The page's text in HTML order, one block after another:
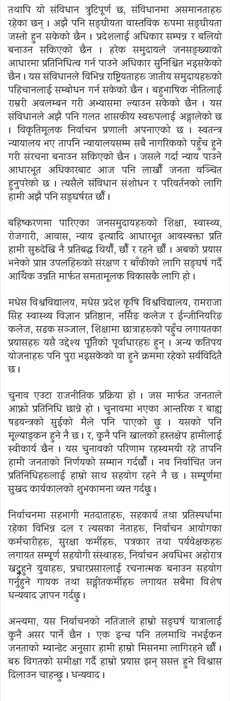
तथापि यो संविधान त्रुटिपूर्ण छ, संविधानमा असमानताहरू
रहेका छन् । अझै पनि सङ्घीयता वास्तविक रूपमा सङ्घीयता
जस्तो हुन सकेको छैन । प्रदेशलाई अधिकार सम्पन्न र बलियो
बनाउन सकिएको छैन । हरेक समुदायले जनसङ्ख्याको
आधारमा प्रतिनिधित्व गर्न पाउने अधिकार सुनिश्चित भइसकेको
छैन । यस संविधानले विभिन्न राष्ट्रियताहरू जातीय समुदायहरूको
पहिचानलाई सम्बोधन गर्न सकेको छैन । बहुभाषिक नीतिलाई
राम्ररी अवलम्बन गरी अभ्यासमा ल्याउन सकेको छैन । यस
संविधानले अझै पनि गलत शासकीय स्वरूपलाई अङ्गालेको छ
। विकृतिमूलक निर्वाचन प्रणाली अपनाएको छ । स्वतन्त्र
न्यायालय भए तापनि न्यायालयसम्म सबै नागरिकको पहुँच हुने
गरी संरचना बनाउन सकिएको छैन । जसले गर्दा न्याय पाउने
आधारभूत अधिकारबाट आज पनि लाखौँ जनता वञ्चित
हुनुपरेको छ । त्यसैले संविधान संशोधन र परिवर्तनको लागि
हामी अझै पनि सङ्घर्षरत छौँ ।
बहिष्करणमा पारिएका जनसमुदायहरूको शिक्षा, स्वास्थ्य,
रोजगारी, आवास, न्याय इत्यादि आधारभूत आवस्यक्ता प्रति
हामी सुरुदेखि नै प्रतिबद्ध थियौँ, छौँ र रहने छौँ । अबको प्रयास
भनेको प्राप्त उपलब्धिहरूको संरक्षण र बाँकीको लागि सङ्घर्ष गर्दै
आर्थिक उन्नति मार्फत समतामूलक विकासकै लागि हो ।
मधेस विश्वविद्यालय, मधेस प्रदेश कृषि विश्वविद्यालय, रामराजा
सिंह स्वास्थ्य विज्ञान प्रतिष्ठान, नर्सिङ कलेज र ईन्जीनियरिङ
कलेज, सडक सञ्जाल, शिक्षामा छात्राहरूको पहुँच लगायतका
प्रयासहरू यसै उद्देश्य पूर्तिको पूर्वाधारहरू हुन् । अन्य कतिपय
योजनाहरू पनि पुरा भइसकेको वा हुने क्रममा रहेको सर्वविदितै
छ ।
चुनाव एउटा राजनीतिक प्रक्रिया हो । जस मार्फत जनताले
आफ्नो प्रतिनिधि छान्ने हो । चुनावमा भएका आन्तरिक र बाह्य
षडयन्त्रको सुईको मैले पनि पाएको छु । यसको पनि
मूल्याङ्कन हुने नै छ । र, कुनै पनि खालको हस्तक्षेप हामीलाई
स्वीकार्य छैन । यस चुनावको परिणाम रहस्यमयी रहे तापनि
हामी जनताको निर्णयको सम्मान गर्दछौँ । नव निर्वाचित जन
प्रतिनिधिहरूलाई हाम्रो साथ सहयोग रहने नै छ । सम्पूर्णमा
सुखद कार्यकालको शुभकामना व्यत्त गर्दछु ।
निर्वाचनमा सहभागी मतदाताहरू, सहकार्य तथा प्रतिस्पर्धामा
रहेका विभिन्न दल र त्यसका नेताहरू, निर्वाचन आयोगका
कर्मचारीहरू, सुरक्षा कर्मीहरू, पत्रकार तथा पर्यवेक्षकहरू
लगायत सम्पूर्ण सहयोगी संस्थाहरू, निर्वाचन अवधिभर अहोरात्र
खट्नुहुने युवाहरू, प्रचारप्रसारलाई रचनात्मक बनाउन सहयोग
गर्नुहुने गायक तथा सङ्गीतकर्मीहरू लगायत सबैमा विशेष
धन्यवाद ज्ञापन गर्दछु ।
अन्त्यमा, यस निर्वाचनको नतिजाले हाम्रो सङ्घर्ष यात्रालाई
कुनै असर पार्ने छैन । एक इन्च पनि तलमाथि नभईकन
जनताको म्यान्डेट अनुसार हामी हाम्रो मिसनमा लागिरहने छौँ ।
बरु विगतको समीक्षा गर्दै हाम्रो प्रयास झन् ससत्त हुने विश्वास
दिलाउन चाहन्छु । धन्यवाद ।